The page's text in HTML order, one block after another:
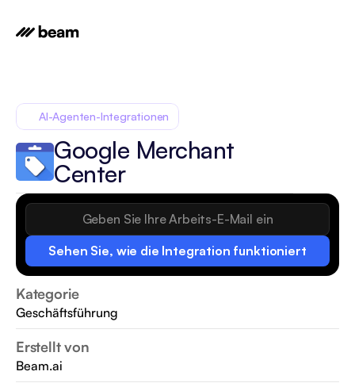
Sehen Sie, wie die Integration funktioniert
Kategorie
Geschäftsführung
Erstellt von
Beam.ai
AI-Agenten-Integrationen
Google Merchant
Center